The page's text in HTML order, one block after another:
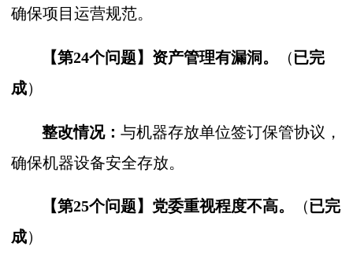
确保项目运营规范。
【第24个问题】 资产管理有漏洞 。 （已完
成）
整改情况：与机器存放单位签订保管协议，
确保机器设备安全存放。
【第25个问题】 党委重视程度不高。 （已完
成）